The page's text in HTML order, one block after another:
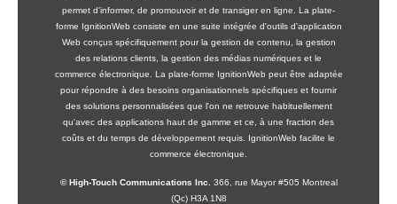
permet d'informer, de promouvoir et de transiger en ligne. La plate-
forme IgnitionWeb consiste en une suite intégrée d'outils d'application
Web conçus spécifiquement pour la gestion de contenu, la gestion
des relations clients, la gestion des médias numériques et le
commerce électronique. La plate-forme IgnitionWeb peut être adaptée
pour répondre à des besoins organisationnels spécifiques et fournir
des solutions personnalisées que l'on ne retrouve habituellement
qu'avec des applications haut de gamme et ce, à une fraction des
coûts et du temps de développement requis. IgnitionWeb facilite le
commerce électronique.
© High-Touch Communications Inc.
366, rue Mayor #505 Montreal
(Qc) H3A 1N8